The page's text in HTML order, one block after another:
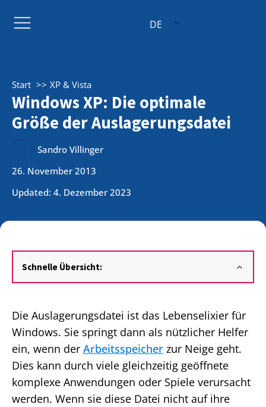
DE
Start XP & Vista
Windows XP: Die optimale
Größe der Auslagerungsdatei
Sandro Villinger
26. November 2013
Updated: 4. Dezember 2023
Schnelle Übersicht:
Die Auslagerungsdatei ist das Lebenselixier für
Windows. Sie springt dann als nützlicher Helfer
ein, wenn der Arbeitsspeicher zur Neige geht.
Dies kann durch viele gleichzeitig geöffnete
komplexe Anwendungen oder Spiele verursacht
werden. Wenn sie diese Datei nicht auf ihre